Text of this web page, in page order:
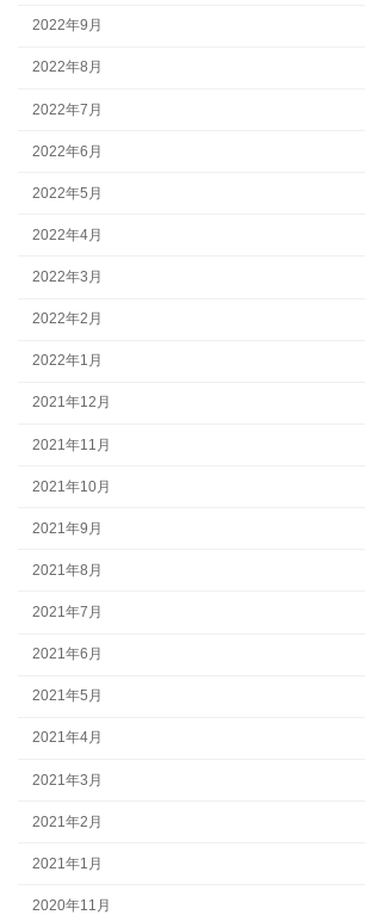
2022年9月
2022年8月
2022年7月
2022年6月
2022年5月
2022年4月
2022年3月
2022年2月
2022年1月
2021年12月
2021年11月
2021年10月
2021年9月
2021年8月
2021年7月
2021年6月
2021年5月
2021年4月
2021年3月
2021年2月
2021年1月
2020年11月